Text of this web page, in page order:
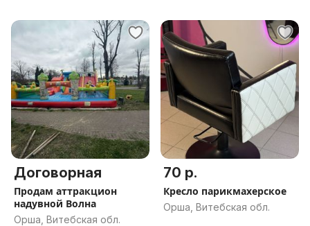
Договорная
Продам аттракцион
надувной Волна
Орша, Витебская обл.
70 р.
Кресло парикмахерское
Орша, Витебская обл.